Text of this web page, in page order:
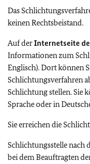
Das
keinen Rechtsbeistand.
Auf derInternetseite
Informationen zum
Englisch). Dort können
Schlichtungsverfahren
Schlichtung stellen. Sie
Sprache oder in
Sie erreichen die
Schlichtungsstelle nach
bei dem Beauftragten